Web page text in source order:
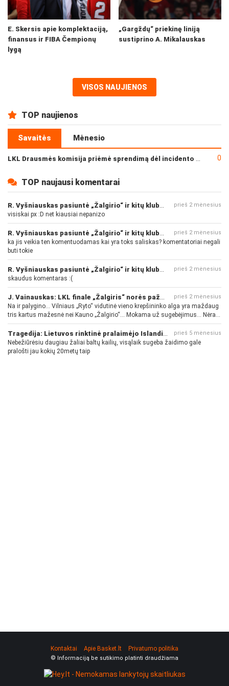
E. Skersis apie komplektaciją,
finansus ir FIBA Čempionų
lygą
„Gargždų“ priekinę liniją
sustiprino A. Mikalauskas
VISOS NAUJIENOS
TOP naujienos
Savaitės Mėnesio
0
TOP naujausi komentarai
prieš 2 mėnesius
visiskai px :D net kiausiai nepanizo
prieš 2 mėnesius
ka jis veikia ten komentuodamas kai yra toks saliskas? komentatoriai negali
buti tokie
prieš 2 mėnesius
skaudus komentaras :(
prieš 2 mėnesius
Na ir palygino... Vilniaus „Ryto“ vidutinė vieno krepšininko alga yra maždaug
tris kartus mažesnė nei Kauno „Žalgirio“... Mokama už sugebėjimus... Nėra
pinigų - nėra gerų žaidėjų...
prieš 5 mėnesius
Nebežiūrėsiu daugiau žaliai baltų kailių, visąlaik sugeba žaidimo gale
pralošti jau kokių 20metų taip
Kontaktai Apie Basket.lt Privatumo politika
© Informaciją be sutikimo platinti draudžiama